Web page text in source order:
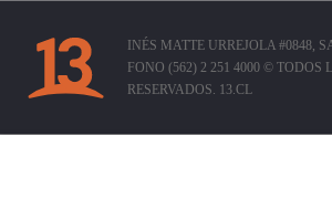
INÉS MATTE URREJOLA #0848,
FONO (562) 2 251 4000 © TODOS
RESERVADOS. 13.CL